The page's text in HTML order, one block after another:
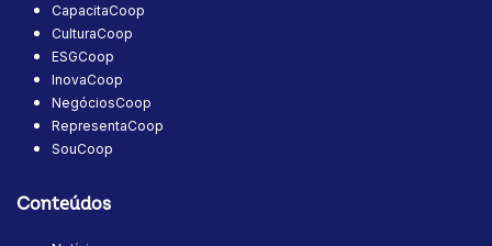
CapacitaCoop
CulturaCoop
ESGCoop
InovaCoop
NegóciosCoop
RepresentaCoop
SouCoop
Conteúdos